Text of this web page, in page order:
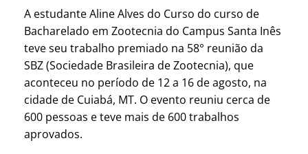
A estudante Aline Alves do Curso do curso de
Bacharelado em Zootecnia do Campus Santa Inês
teve seu trabalho premiado na 58° reunião da
SBZ (Sociedade Brasileira de Zootecnia), que
aconteceu no período de 12 a 16 de agosto, na
cidade de Cuiabá, MT. O evento reuniu cerca de
600 pessoas e teve mais de 600 trabalhos
aprovados.